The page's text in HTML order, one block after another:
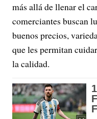
más allá de llenar el
comerciantes buscan
buenos precios,
que les permitan
la calidad.